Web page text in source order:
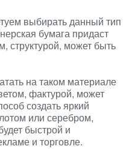
выбирать данный тип
бумага придаст
структурой, может быть
на таком материале
фактурой, может
создать яркий
или серебром,
быстрой и
и торговле.